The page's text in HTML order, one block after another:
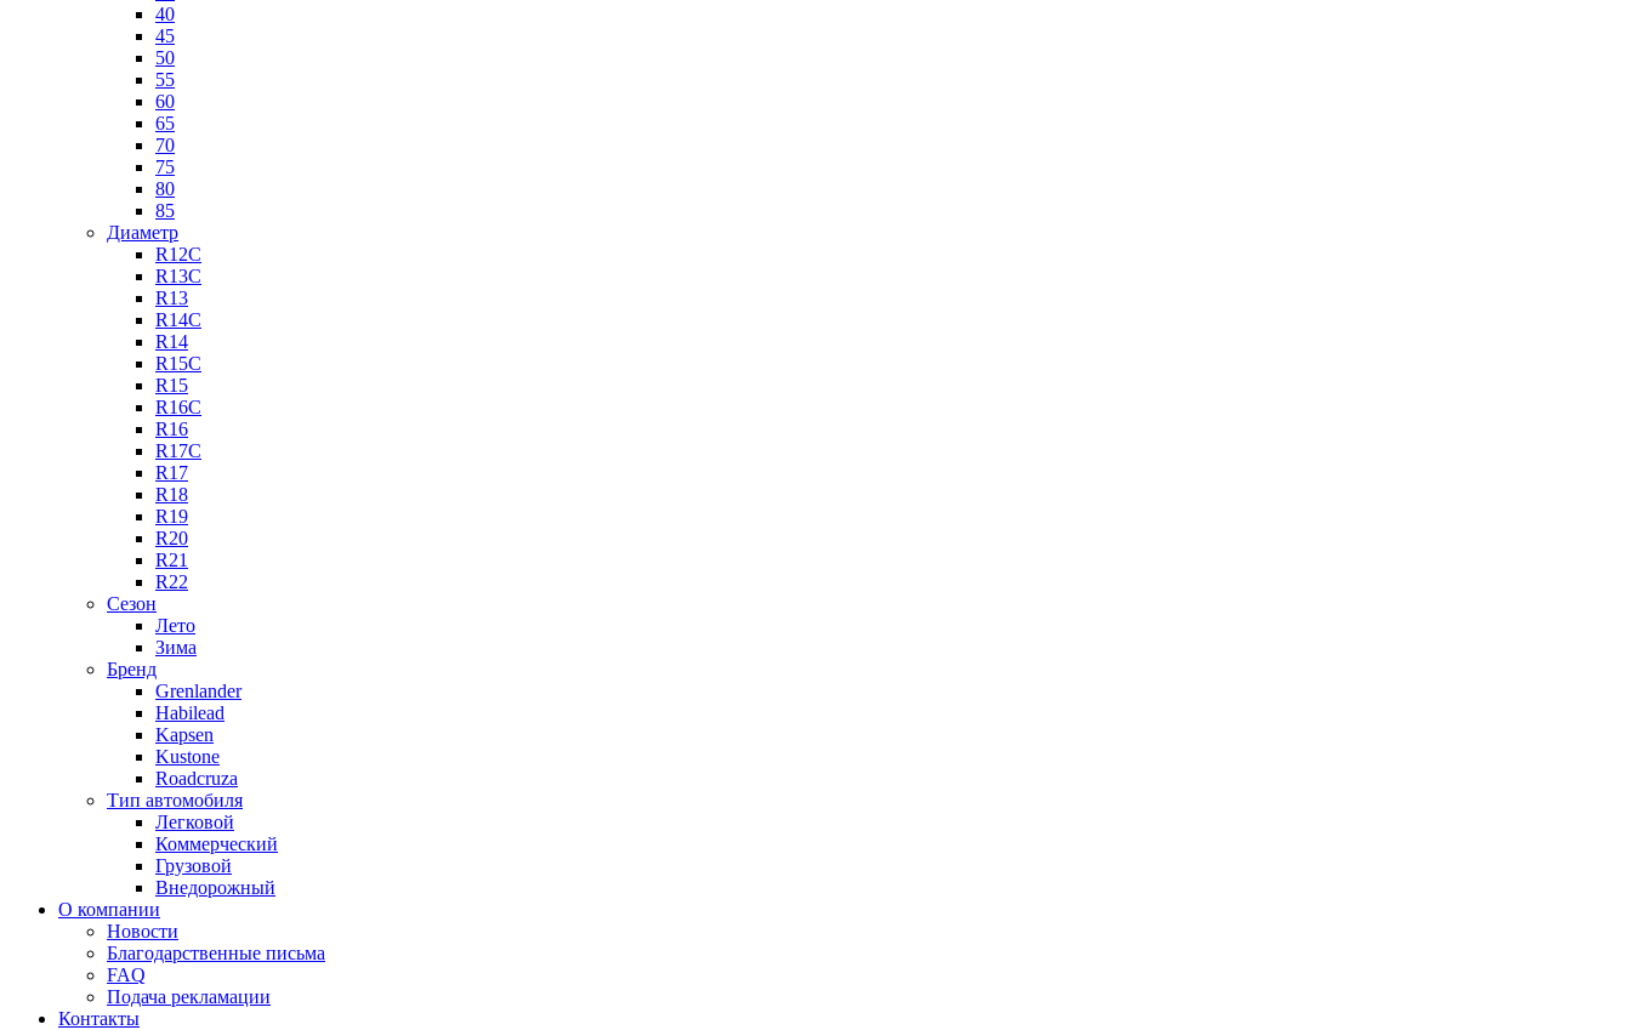
40
45
50
55
60
65
70
75
80
85
Диаметр
R12C
R13C
R13
R14C
R14
R15C
R15
R16C
R16
R17C
R17
R18
R19
R20
R21
R22
Сезон
Лето
Зима
Бренд
Grenlander
Habilead
Kapsen
Kustone
Roadcruza
Тип автомобиля
Легковой
Коммерческий
Грузовой
Внедорожный
О компании
Новости
Благодарственные письма
FAQ
Подача рекламации
Контакты